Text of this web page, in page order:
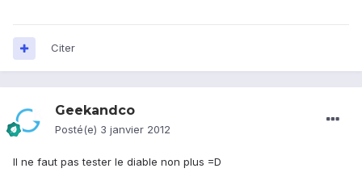
Citer
Geekandco
Posté(e) 3 janvier 2012
Il ne faut pas tester le diable non plus =D